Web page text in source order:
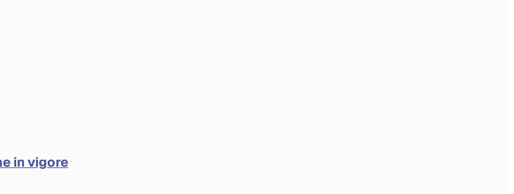
in vigore